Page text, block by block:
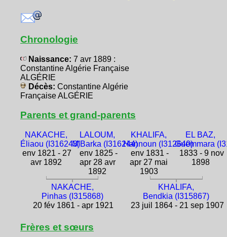
Chronologie
Naissance: 7 avr 1889 :
Constantine Algérie Française
ALGÉRIE
Décès: Constantine Algérie
Française ALGÉRIE
Parents et grand-parents
NAKACHE,
Éliaou (I316243)
env 1821 - 27
avr 1892
LALOUM,
M'Barka (I316244)
env 1825 -
apr 28 avr
1892
KHALIFA,
Hannoun (I312640)
env 1831 -
apr 27 mai
1903
EL BAZ,
Guemmara
1833 - 9 nov
1898
NAKACHE,
Pinhas (I315868)
20 fév 1861 - apr 1921
KHALIFA,
Bendkia (I315867)
23 juil 1864 - 21 sep 1907
Frères et sœurs